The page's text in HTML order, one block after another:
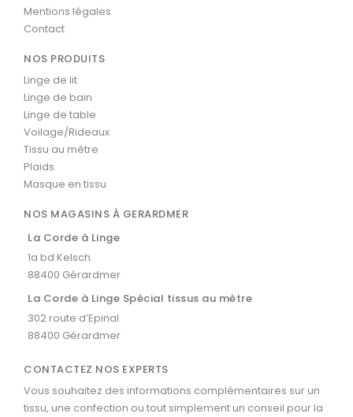
Mentions légales
Contact
NOS PRODUITS
Linge de lit
Linge de bain
Linge de table
Voilage/Rideaux
Tissu au mètre
Plaids
Masque en tissu
NOS MAGASINS À GERARDMER
La Corde à Linge
1a bd Kelsch
88400 Gérardmer
La Corde à Linge Spécial tissus au mètre
302 route d’Epinal
88400 Gérardmer
CONTACTEZ NOS EXPERTS
Vous souhaitez des informations complémentaires sur un
tissu, une confection ou tout simplement un conseil pour la